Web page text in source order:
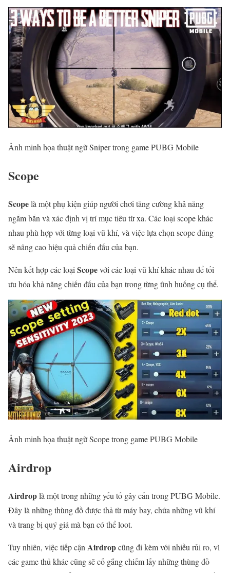
Ảnh minh họa thuật ngữ Sniper trong game PUBG Mobile
Scope
Scopelà một phụ kiện giúp người chơi tăng cường khả năng
ngắm bắn và xác định vị trí mục tiêu từ xa. Các loại scope khác
nhau phù hợp với từng loại vũ khí, và việc lựa chọn scope đúng
sẽ nâng cao hiệu quả chiến đấu của bạn.
Nên kết hợp các loại Scopevới các loại vũ khí khác nhau để tối
ưu hóa khả năng chiến đấu của bạn trong từng tình huống cụ thể.
Ảnh minh họa thuật ngữ Scope trong game PUBG Mobile
Airdrop
Airdroplà một trong những yếu tố gây cấn trong PUBG Mobile.
Đây là những thùng đồ được thả từ máy bay, chứa những vũ khí
và trang bị quý giá mà bạn có thể loot.
Tuy nhiên, việc tiếp cận Airdropcũng đi kèm với nhiều rủi ro, vì
các game thủ khác cũng sẽ cố gắng chiếm lấy những thùng đồ